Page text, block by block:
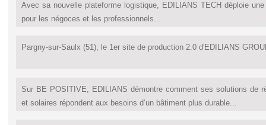
Avec sa nouvelle plateforme logistique, EDILIANS TECH déploie
pour les négoces et les professionnels...
Pargny-sur-Saulx (51), le 1er site de production 2.0 d'EDILIANS
Sur BE POSITIVE, EDILIANS démontre comment ses solutions de
et solaires répondent aux besoins d’un bâtiment plus durable...